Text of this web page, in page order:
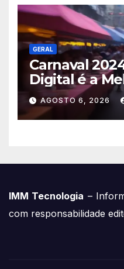
GERAL
Carnaval
Digital é a
Guia
para Pagar
Folia
AGOSTO 6, 2026
IMM Tecnologia –
com responsabilidade